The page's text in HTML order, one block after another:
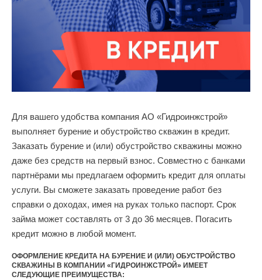
Для вашего удобства компания АО «Гидроинжстрой»
выполняет бурение и обустройство скважин в кредит.
Заказать бурение и (или) обустройство скважины можно
даже без средств на первый взнос. Совместно с банками
партнёрами мы предлагаем оформить кредит для оплаты
услуги. Вы сможете заказать проведение работ без
справки о доходах, имея на руках только паспорт. Срок
займа может составлять от 3 до 36 месяцев. Погасить
кредит можно в любой момент.
ОФОРМЛЕНИЕ КРЕДИТА НА БУРЕНИЕ И (ИЛИ) ОБУСТРОЙСТВО
СКВАЖИНЫ В КОМПАНИИ «ГИДРОИНЖСТРОЙ» ИМЕЕТ
СЛЕДУЮЩИЕ ПРЕИМУЩЕСТВА: